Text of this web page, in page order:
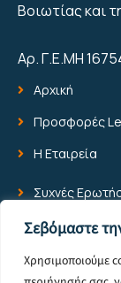
Σεβόμαστε
Χρησιμοποιούμε
Βοιωτίας και
Αρ. Γ.Ε.ΜΗ
Αρχική
Προσφορές
Η Εταιρεία
Συχνές
Blog
Επικοινωνία